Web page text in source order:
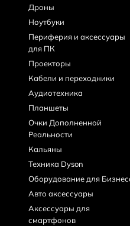
Дроны
Ноутбуки
Периферия и аксессуары
для ПК
Проекторы
Кабели и переходники
Аудиотехника
Планшеты
Очки Дополненной
Реальности
Кальяны
Техника Dyson
Оборудование для
Авто аксессуары
Аксессуары для
смартфонов